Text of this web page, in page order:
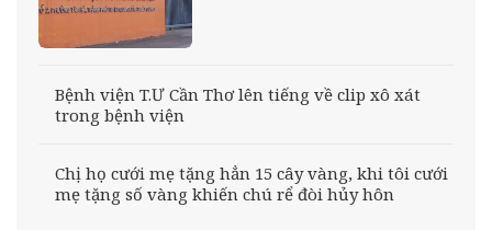
Bệnh viện T.Ư Cần Thơ lên tiếng về clip xô xát
trong bệnh viện
Chị họ cưới mẹ tặng hẳn 15 cây vàng, khi tôi cưới
mẹ tặng số vàng khiến chú rể đòi hủy hôn